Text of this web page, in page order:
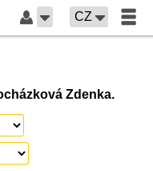
CZ
Zdenka.